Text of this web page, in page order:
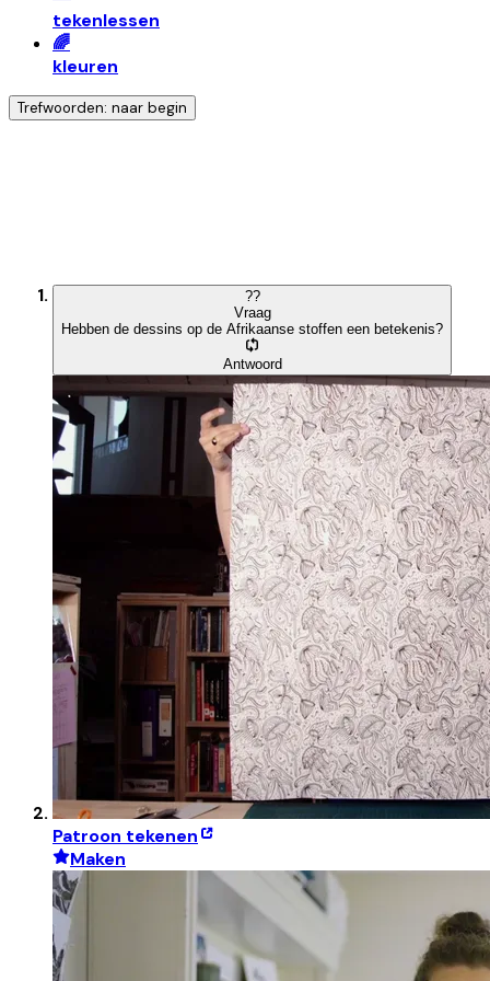
tekenlessen
🌈
kleuren
Trefwoorden: naar begin
??
Vraag
Hebben de dessins op de Afrikaanse stoffen een betekenis?
Antwoord
Patroon tekenen
Maken